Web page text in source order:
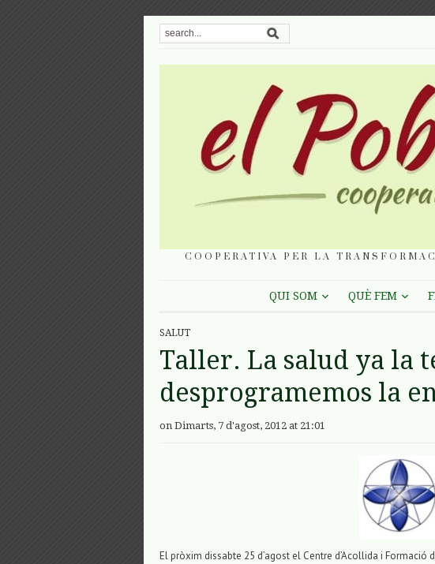
COOPERATIVA PER LA
QUI SOM QUÈ FEM
SALUT
Taller. La salud ya la
desprogramemos la
on Dimarts, 7 d'agost, 2012 at 21:01
El pròxim dissabte 25 d’agost el Centre d’Acollida i Formació